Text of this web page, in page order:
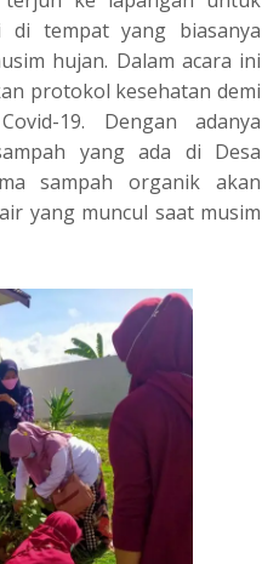
di tempat yang biasanya
hujan. Dalam acara ini
protokol kesehatan demi
19. Dengan adanya
yang ada di Desa
sampah organik akan
yang muncul saat musim